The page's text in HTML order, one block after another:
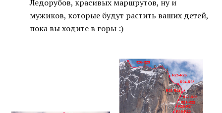
Ледорубов, красивых маршрутов, ну и
мужиков, которые будут растить ваших детей,
пока вы ходите в горы :)